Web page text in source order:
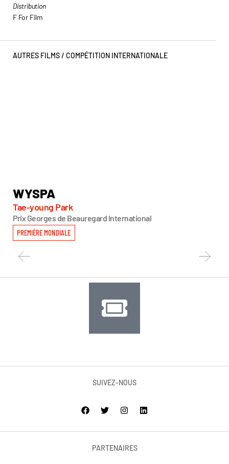
Distribution
F For Film
AUTRES FILMS / COMPÉTITION INTERNATIONALE
WYSPA
Tae-young Park
Prix Georges de Beauregard International
PREMIÈRE MONDIALE
SUIVEZ-NOUS
PARTENAIRES